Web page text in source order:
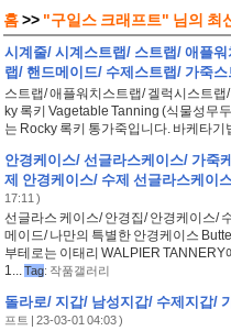
홈 >> "구일스 크래프트" 님의 최
시계줄/ 시계스트랩/ 스트랩/ 애플
랩/ 핸드메이드/ 수제스트랩/ 가죽스
스트랩/ 애플워치스트랩/ 겔럭시스트
ky 록키 Vagetable Tanning (식물성무
는 Rocky 록키 통가죽입니다. 바케타기
안경케이스/ 선글라스케이스/ 가죽
제 안경케이스/ 수제 선글라스케이
17:11 )
선글라스 케이스/ 안경집/ 안경케이스/
메이드/ 나만의 특별한 안경케이스
부테로는 이태리 WALPIER TANNERY
1...Tag: 작품갤러리
돌라로/ 지갑/ 남성지갑/ 수제지갑/
프트 | 23-03-01 04:03 )